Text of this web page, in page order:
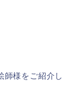
師様をご紹介し